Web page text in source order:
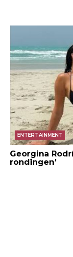
ENTERTAINMENT
Georgina
rondingen’